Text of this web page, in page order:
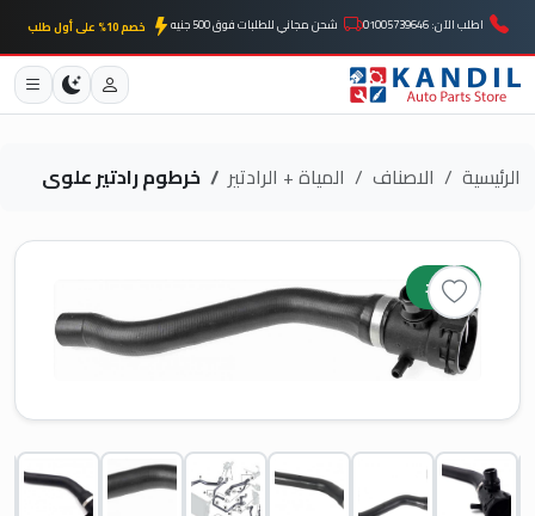
اطلب الآن: 01005739646 شحن مجاني للطلبات فوق 500 جنيه خصم 10% على أول طلب
الرئيسية الاصناف المياة + الرادتير خرطوم رادتير علوى
جديد